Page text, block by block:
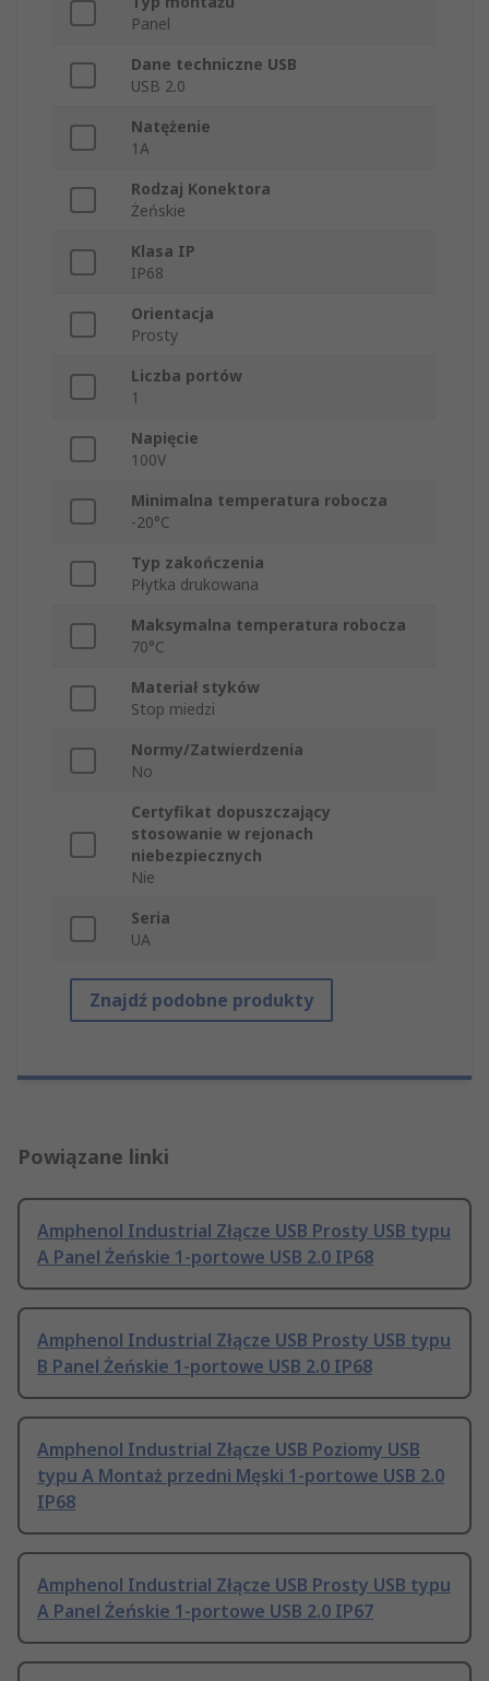
Panel
Dane techniczne USB
USB 2.0
Natężenie
1A
Rodzaj Konektora
Żeńskie
Klasa IP
IP68
Orientacja
Prosty
Liczba portów
1
Napięcie
100V
Minimalna temperatura robocza
-20°C
Typ zakończenia
Płytka drukowana
Maksymalna temperatura robocza
70°C
Materiał styków
Stop miedzi
Normy/Zatwierdzenia
No
Certyfikat dopuszczający
stosowanie w rejonach
niebezpiecznych
Nie
Seria
UA
Znajdź podobne produkty
Powiązane linki
Amphenol Industrial Złącze USB Prosty USB typu
A Panel Żeńskie 1-portowe USB 2.0 IP68
Amphenol Industrial Złącze USB Prosty USB typu
B Panel Żeńskie 1-portowe USB 2.0 IP68
Amphenol Industrial Złącze USB Poziomy USB
typu A Montaż przedni Męski 1-portowe USB 2.0
IP68
Amphenol Industrial Złącze USB Prosty USB typu
A Panel Żeńskie 1-portowe USB 2.0 IP67